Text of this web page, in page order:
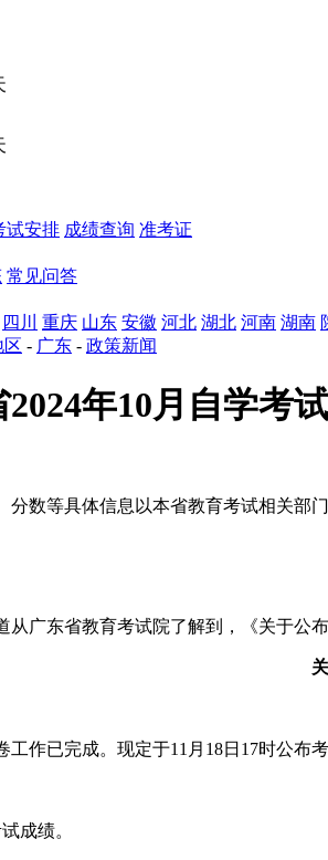
试安排 成绩查询 准考证
常见问答
四川 重庆 山东 安徽 河北 湖北 河南 湖南
区 - 广东 - 政策新闻
年10月自学考
数等具体信息以本省教育考试相关部
从广东省教育考试院了解到，《关于公
工作已完成。现定于11月18日17时公布
成绩。